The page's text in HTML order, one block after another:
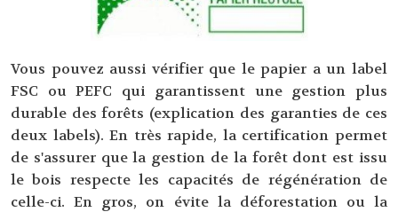
Vous pouvez aussi vérifier que le papier a un label
FSC ou PEFC qui garantissent une gestion plus
durable des forêts (explication des garanties de ces
deux labels). En très rapide, la certification permet
de s'assurer que la gestion de la forêt dont est issu
le bois respecte les capacités de régénération de
celle-ci. En gros, on évite la déforestation ou la